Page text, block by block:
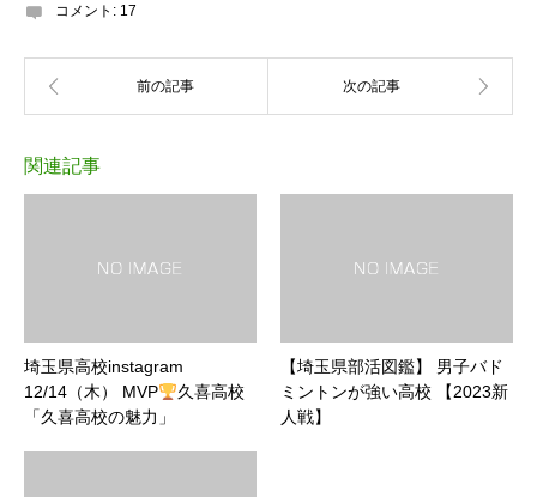
コメント: 17
関連記事
埼玉県高校instagram
12/14（木） MVP
久喜高校
「久喜高校の魅力」
【埼玉県部活図鑑】 男子バド
ミントンが強い高校 【2023新
人戦】